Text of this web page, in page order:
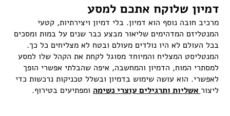
דמיון שלוקח אתכם למסע
מרכיב חובה נוסף הוא דמיון. בלי דמיון ויצירתיות, קטעי
המנטליזם המדהימים שליאור מבצע כבר שנים על במות ומסכים
בכל העולם לא היו נולדים מעולם ובטח לא מצליחים כל כך.
המנטליסט המצליח והמיוחד מסוגל לקחת את הקהל שלו למסע
למסתרי המוח, הדמיון והמחשבה, איפה שהבלתי אפשרי הופך
לאפשרי. הוא עושה שימוש בדמיון ובשלל טכניקות נרכשות כדי
ליצור אשליות ותרגילים עוצרי נשימה ומפתיעים בטירוף.